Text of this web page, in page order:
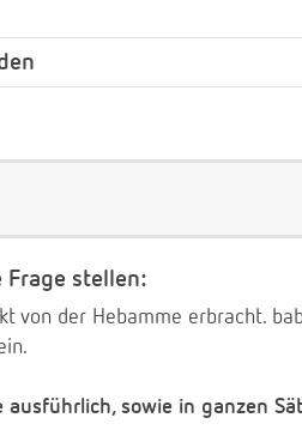
stellen:
von der Hebamme erbracht.
ausführlich, sowie in ganzen